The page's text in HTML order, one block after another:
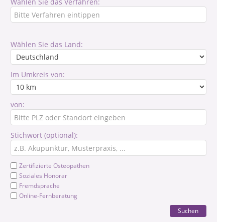
Wählen Sie das Land:
Im Umkreis von:
von:
Stichwort (optional):
Zertifizierte Osteopathen
Soziales Honorar
Fremdsprache
Online-Fernberatung
Suchen